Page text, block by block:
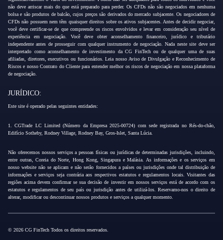
não deve arriscar mais do que está preparado para perder. Os CFDs não são negociados em nenhuma
bolsa e são produtos de balcão, cujos preços são derivados do mercado subjacente. Os negociadores de
CFDs não possuem nem têm quaisquer direitos sobre os ativos subjacentes. Antes de decidir negociar,
você deve certificar-se de que compreende os riscos envolvidos e levar em consideração seu nível de
experiência em negociação. Você deve obter aconselhamento financeiro, jurídico e tributário
independente antes de prosseguir com qualquer instrumento de negociação. Nada neste site deve ser
interpretado como aconselhamento de investimento da CG FinTech ou de qualquer uma de suas
afiliadas, diretores, executivos ou funcionários. Leia nosso Aviso de Divulgação e Reconhecimento de
Riscos e nosso Contrato do Cliente para entender melhor os riscos de negociação em nossa plataforma
de negociação.
JURÍDICO:
Este site é operado pelas seguintes entidades:
1. CGTrade LC Limited (Número da Empresa 2025-00724) com sede registrada no Rés-do-chão,
Edifício Sotheby, Rodney Village, Rodney Bay, Gros-Islet, Santa Lúcia.
Não oferecemos nossos serviços a pessoas físicas ou jurídicas de determinadas jurisdições, incluindo,
entre outras, Coreia do Norte, Hong Kong, Singapura e Malásia. As informações e os serviços em
nosso website não se aplicam e não serão fornecidos a países ou jurisdições onde tal distribuição de
informações e serviços seja contrária aos respectivos estatutos e regulamentos locais. Visitantes das
regiões acima devem confirmar se sua decisão de investir em nossos serviços está de acordo com os
estatutos e regulamentos de seu país ou jurisdição antes de utilizá-los. Reservamo-nos o direito de
alterar, modificar ou descontinuar nossos produtos e serviços a qualquer momento.
© 2026 CG FinTech Todos os direitos reservados.